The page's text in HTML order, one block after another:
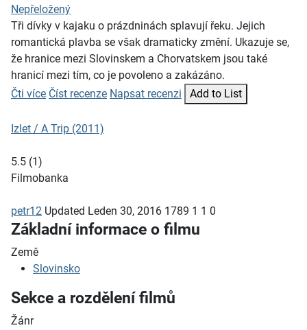
Nepřeložený
Tři dívky v kajaku o prázdninách splavují řeku. Jejich
romantická plavba se však dramaticky změní. Ukazuje se,
že hranice mezi Slovinskem a Chorvatskem jsou také
hranicí mezi tím, co je povoleno a zakázáno.
Čti více Číst recenze Napsat recenzi Add to List
Izlet / A Trip (2011)
5.5 (1)
Filmobanka
petr12 Updated Leden 30, 2016 1789 1 1 0
Základní informace o filmu
Země
Slovinsko
Sekce a rozdělení filmů
Žánr